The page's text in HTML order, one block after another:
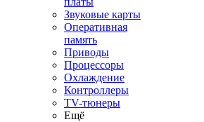
Звуковые карты
Оперативная
память
Приводы
Процессоры
Охлаждение
Контроллеры
TV-тюнеры
Ещё